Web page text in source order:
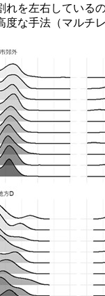
を左右してい
な手法（マルチ